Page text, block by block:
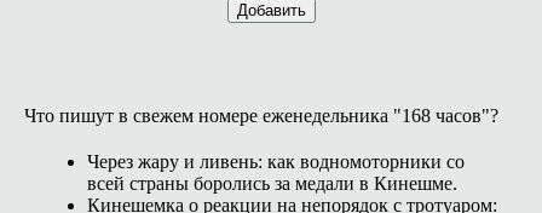
Добавить
Что пишут в свежем номере еженедельника "168 часов"?
Через жару и ливень: как водномоторники со
всей страны боролись за медали в Кинешме.
Кинешемка о реакции на непорядок с тротуаром: